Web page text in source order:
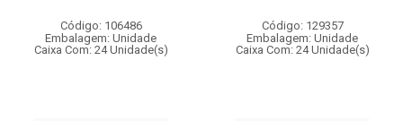
Código: 106486
Embalagem: Unidade
Caixa Com: 24 Unidade(s)
Código: 129357
Embalagem: Unidade
Caixa Com: 24 Unidade(s)